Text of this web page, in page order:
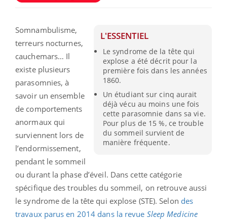
L'ESSENTIEL
Le syndrome de la tête qui
explose a été décrit pour la
première fois dans les années
1860.
Un étudiant sur cinq aurait
déjà vécu au moins une fois
cette parasomnie dans sa vie.
Pour plus de 15 %, ce trouble
du sommeil survient de
manière fréquente.
Somnambulisme,
terreurs nocturnes,
cauchemars… Il
existe plusieurs
parasomnies, à
savoir un ensemble
de comportements
anormaux qui
surviennent lors de
l’endormissement,
pendant le sommeil
ou durant la phase d’éveil. Dans cette catégorie
spécifique des troubles du sommeil, on retrouve aussi
le syndrome de la tête qui explose (STE). Selon des
travaux parus en 2014 dans la revue Sleep Medicine